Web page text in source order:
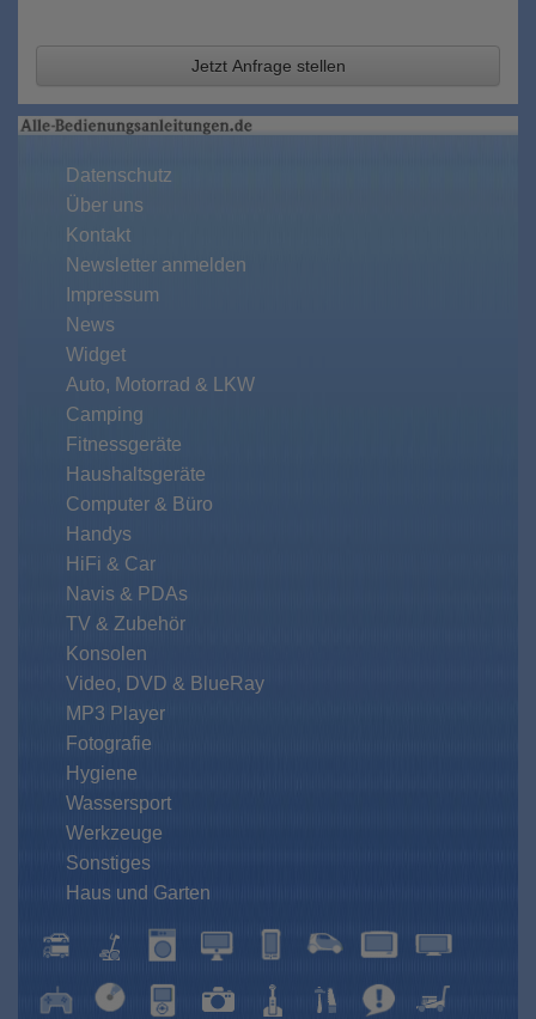
Jetzt Anfrage stellen
Datenschutz
Über uns
Kontakt
Newsletter anmelden
Impressum
News
Widget
Auto, Motorrad & LKW
Camping
Fitnessgeräte
Haushaltsgeräte
Computer & Büro
Handys
HiFi & Car
Navis & PDAs
TV & Zubehör
Konsolen
Video, DVD & BlueRay
MP3 Player
Fotografie
Hygiene
Wassersport
Werkzeuge
Sonstiges
Haus und Garten